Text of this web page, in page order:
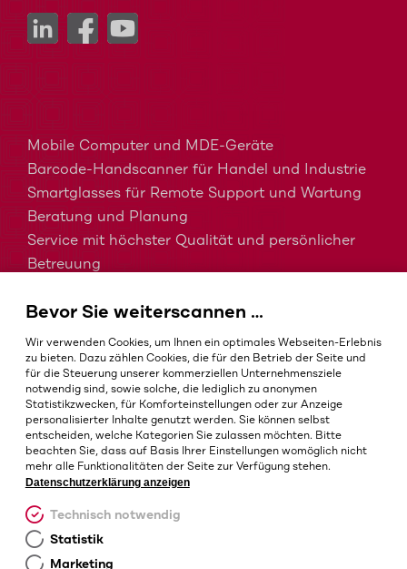
Mobile Computer und MDE-Geräte
Barcode-Handscanner für Handel und Industrie
Smartglasses für Remote Support und Wartung
Beratung und Planung
Service mit höchster Qualität und persönlicher
Betreuung
Barcodes in der Intralogistik
Barcodes im Gesundheitswesen
IP-Schutzklassen – Welche ist die Richtige?
AGB
Impressum
Datenschutz
Bevor Sie weiterscannen …
Wir verwenden Cookies, um Ihnen ein optimales Webseiten-Erlebnis
zu bieten. Dazu zählen Cookies, die für den Betrieb der Seite und
für die Steuerung unserer kommerziellen Unternehmensziele
notwendig sind, sowie solche, die lediglich zu anonymen
Statistikzwecken, für Komforteinstellungen oder zur Anzeige
personalisierter Inhalte genutzt werden. Sie können selbst
entscheiden, welche Kategorien Sie zulassen möchten. Bitte
beachten Sie, dass auf Basis Ihrer Einstellungen womöglich nicht
mehr alle Funktionalitäten der Seite zur Verfügung stehen.
Datenschutzerklärung anzeigen
Technisch notwendig
Statistik
Marketing